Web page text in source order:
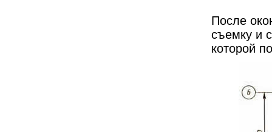
После
съемку и
которой